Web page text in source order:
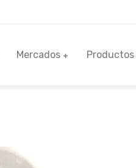
Mercados Productos